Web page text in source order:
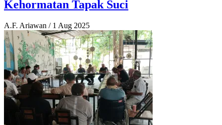
Kehormatan Tapak Suci
A.F. Ariawan / 1 Aug 2025